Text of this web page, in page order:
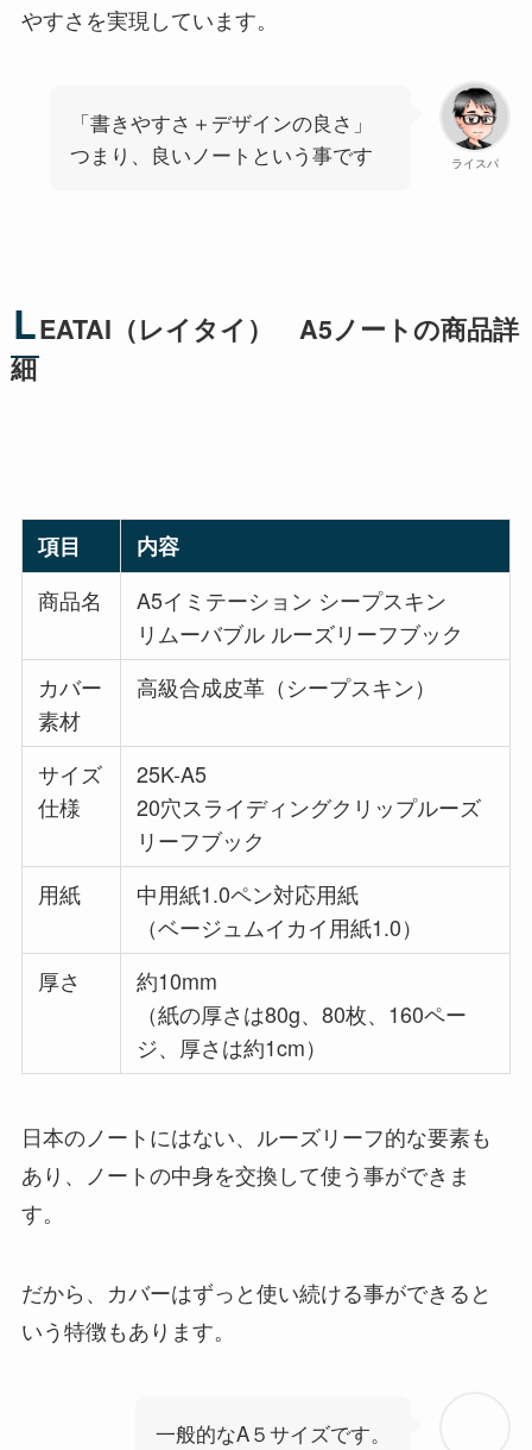
やすさを実現しています。
ライスパ
「書きやすさ＋デザインの良さ」
つまり、良いノートという事です
LEATAI（レイタイ） A5ノートの商品詳
細
項目
内容
商品名
A5イミテーション シープスキン
リムーバブル ルーズリーフブック
カバー
素材
高級合成皮革（シープスキン）
サイズ
仕様
25K-A5
20穴スライディングクリップルーズ
リーフブック
用紙
中用紙1.0ペン対応用紙
（ベージュムイカイ用紙1.0）
厚さ
約10mm
（紙の厚さは80g、80枚、160ペー
ジ、厚さは約1cm）
日本のノートにはない、ルーズリーフ的な要素も
あり、ノートの中身を交換して使う事ができま
す。
だから、カバーはずっと使い続ける事ができると
いう特徴もあります。
一般的なA５サイズです。